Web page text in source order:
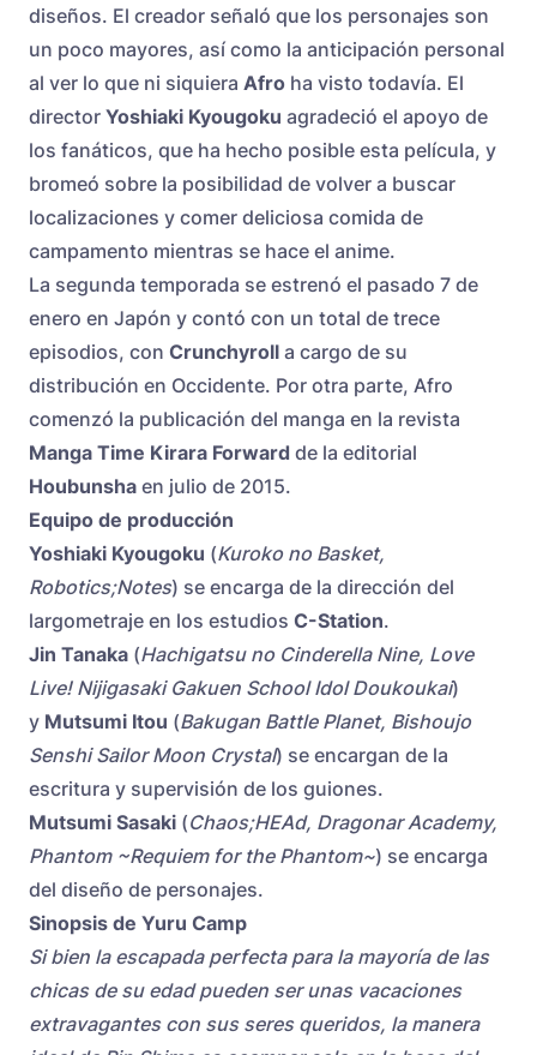
diseños. El creador señaló que los personajes son
un poco mayores, así como la anticipación personal
al ver lo que ni siquiera Afro ha visto todavía. El
director Yoshiaki Kyougoku agradeció el apoyo de
los fanáticos, que ha hecho posible esta película, y
bromeó sobre la posibilidad de volver a buscar
localizaciones y comer deliciosa comida de
campamento mientras se hace el anime.
La segunda temporada se estrenó el pasado 7 de
enero en Japón y contó con un total de trece
episodios, con Crunchyroll a cargo de su
distribución en Occidente. Por otra parte, Afro
comenzó la publicación del manga en la revista
Manga Time Kirara Forward de la editorial
Houbunsha en julio de 2015.
Equipo de producción
Yoshiaki Kyougoku (Kuroko no Basket,
Robotics;Notes) se encarga de la dirección del
largometraje en los estudios C-Station.
Jin Tanaka (Hachigatsu no Cinderella Nine, Love
Live! Nijigasaki Gakuen School Idol Doukoukai)
y Mutsumi Itou (Bakugan Battle Planet, Bishoujo
Senshi Sailor Moon Crystal) se encargan de la
escritura y supervisión de los guiones.
Mutsumi Sasaki (Chaos;HEAd, Dragonar Academy,
Phantom ~Requiem for the Phantom~) se encarga
del diseño de personajes.
Sinopsis de Yuru Camp
Si bien la escapada perfecta para la mayoría de las
chicas de su edad pueden ser unas vacaciones
extravagantes con sus seres queridos, la manera